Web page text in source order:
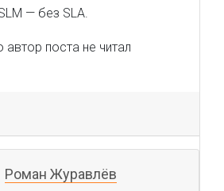
— без SLA.
автор поста не читал
Роман Журавлёв